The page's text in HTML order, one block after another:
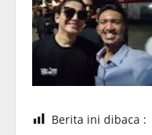
Berita ini dibaca :